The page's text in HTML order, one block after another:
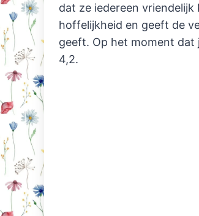
dat ze iedereen
hoffelijkheid en geeft de
geeft. Op het moment dat
4,2.